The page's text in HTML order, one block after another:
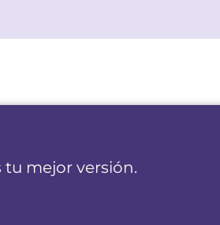
mejor versión.